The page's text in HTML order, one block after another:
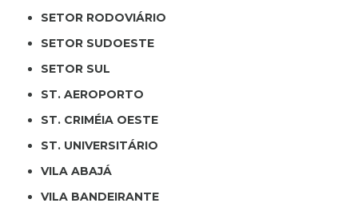
SETOR RODOVIÁRIO
SETOR SUDOESTE
SETOR SUL
ST. AEROPORTO
ST. CRIMÉIA OESTE
ST. UNIVERSITÁRIO
VILA ABAJÁ
VILA BANDEIRANTE